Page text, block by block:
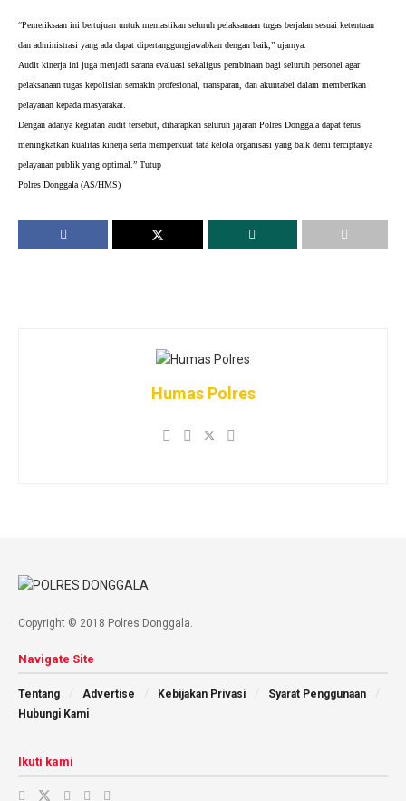
“Pemeriksaan ini bertujuan untuk memastikan seluruh pelaksanaan tugas berjalan sesuai ketentuan
dan administrasi yang ada dapat dipertanggungjawabkan dengan baik,” ujarnya.
Audit kinerja ini juga menjadi sarana evaluasi sekaligus pembinaan bagi seluruh personel agar
pelaksanaan tugas kepolisian semakin profesional, transparan, dan akuntabel dalam memberikan
pelayanan kepada masyarakat.
Dengan adanya kegiatan audit tersebut, diharapkan seluruh jajaran Polres Donggala dapat terus
meningkatkan kualitas kinerja serta memperkuat tata kelola organisasi yang baik demi terciptanya
pelayanan publik yang optimal.” Tutup
Polres Donggala (AS/HMS)
Humas Polres
Copyright © 2018 Polres Donggala.
Navigate Site
Tentang Advertise Kebijakan Privasi
Syarat Penggunaan
Hubungi Kami
Ikuti kami